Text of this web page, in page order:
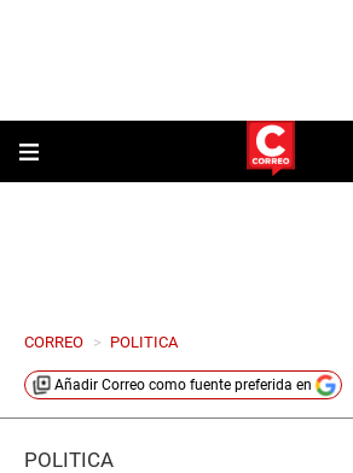
CORREO > POLITICA
Añadir Correo como fuente preferida en
POLÍTICA